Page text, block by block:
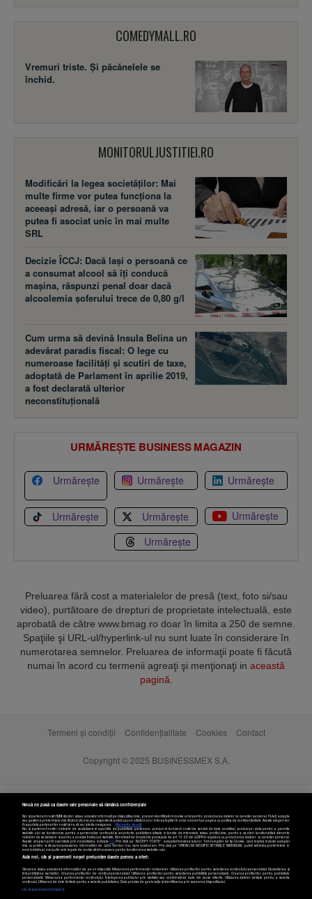
COMEDYMALL.RO
Vremuri triste. Şi păcănelele se
închid.
MONITORULJUSTITIEI.RO
Modificări la legea societăţilor: Mai
multe firme vor putea funcţiona la
aceeaşi adresă, iar o persoană va
putea fi asociat unic în mai multe
SRL
Decizie ÎCCJ: Dacă laşi o persoană ce
a consumat alcool să îţi conducă
maşina, răspunzi penal doar dacă
alcoolemia şoferului trece de 0,80 g/l
Cum urma să devină Insula Belina un
adevărat paradis fiscal: O lege cu
numeroase facilităţi şi scutiri de taxe,
adoptată de Parlament în aprilie 2019,
a fost declarată ulterior
neconstituţională
URMĂREȘTE BUSINESS MAGAZIN
Urmărește Urmărește Urmărește
Urmărește Urmărește
Urmărește
Urmărește
Preluarea fără cost a materialelor de presă (text, foto si/sau
video), purtătoare de drepturi de proprietate intelectuală, este
aprobată de către www.bmag.ro doar în limita a 250 de semne.
Spaţiile şi URL-ul/hyperlink-ul nu sunt luate în considerare în
numerotarea semnelor. Preluarea de informaţii poate fi făcută
numai în acord cu termenii agreaţi şi menţionaţi in această
pagină
Termeni și condiții Confidențialitate Cookies Contact
Copyright © 2025 BUSINESSMEX S.A.
Setări cookies
Nouă ne pasă ca datele tale personale să rămână confidențiale
Noi și partenerii noștri589stocăm și/sau accesăm informații pe dispozitivul dvs., precum identificatorii cookie unici pentru prelucrarea datelor cu caracter personal. Puteți accepta
sau gestiona preferințele dvs. făcând clic mai jos, respectiv vă puteți opune utilizării unui interes legitim în orice moment pe pagina cu politica de confidențialitate. Aceste alegeri vor
fi raportate partenerilor noștri și nu vă vor afecta navigarea.
Mai multe detalii
Noi si partenerii nostri (retelele de socializare si agentiile de publicitate partenere, precum si furnizorii nostri de servicii de date analitice) prelucram date pentru a permite
website-ului sa functioneze, pentru a personaliza continutul si anunturile publicitare afisate in functie de interesele si/sau profilul dvs., pentru a va oferi functionalitati aferente
retelelor de socializare si pentru a analiza traficul pe website. Beneficiati de drepturile prevazute de art. 15-22 din GDPR in legatura cu prelucrarea datelor cu caracter personal.
Aceste drepturi pot fi exercitate prin modalitatea indicataaici. Prin click pe “ACCEPT TOATE”, acceptati folosirea tuturor Tehnologiilor de tip Cookie, care implica inclusiv acceptul
dvs. cu privire la stocarea/accesarea informatiilor de catre Vendor-ii cu care colaboram. Prin click pe “VREAU SA MODIFIC SETARILE INDIVIDUAL” puteti schimba preferintele in
mod individual, mai putin cele legate de cookie strict necesare pentru functionarea website-ului.
Atât noi, cât și partenerii noștri prelucrăm datele pentru a oferi:
Stocarea și/sau accesarea informațiilor de pe un dispozitiv. Măsurarea performanței reclamelor. Utilizarea profilurilor pentru selectarea conținutului personalizat. Dezvoltarea și
îmbunătățirea serviciilor. Crearea profilurilor de conținut personalizat. Utilizarea profilurilor pentru selectarea publicității personalizate. Crearea profilurilor pentru publicitate
personalizată. Măsurarea performanței conținutului. Înțelegerea publicului prin statistici sau combinații de date din surse diferite. Utilizarea datelor limitate pentru a selecta
conținutul. Utilizarea de date limitate pentru a selecta publicitatea. Date precise de geolocație și identificarea prin scanarea dispozitivului.
Listă parteneri (furnizori)